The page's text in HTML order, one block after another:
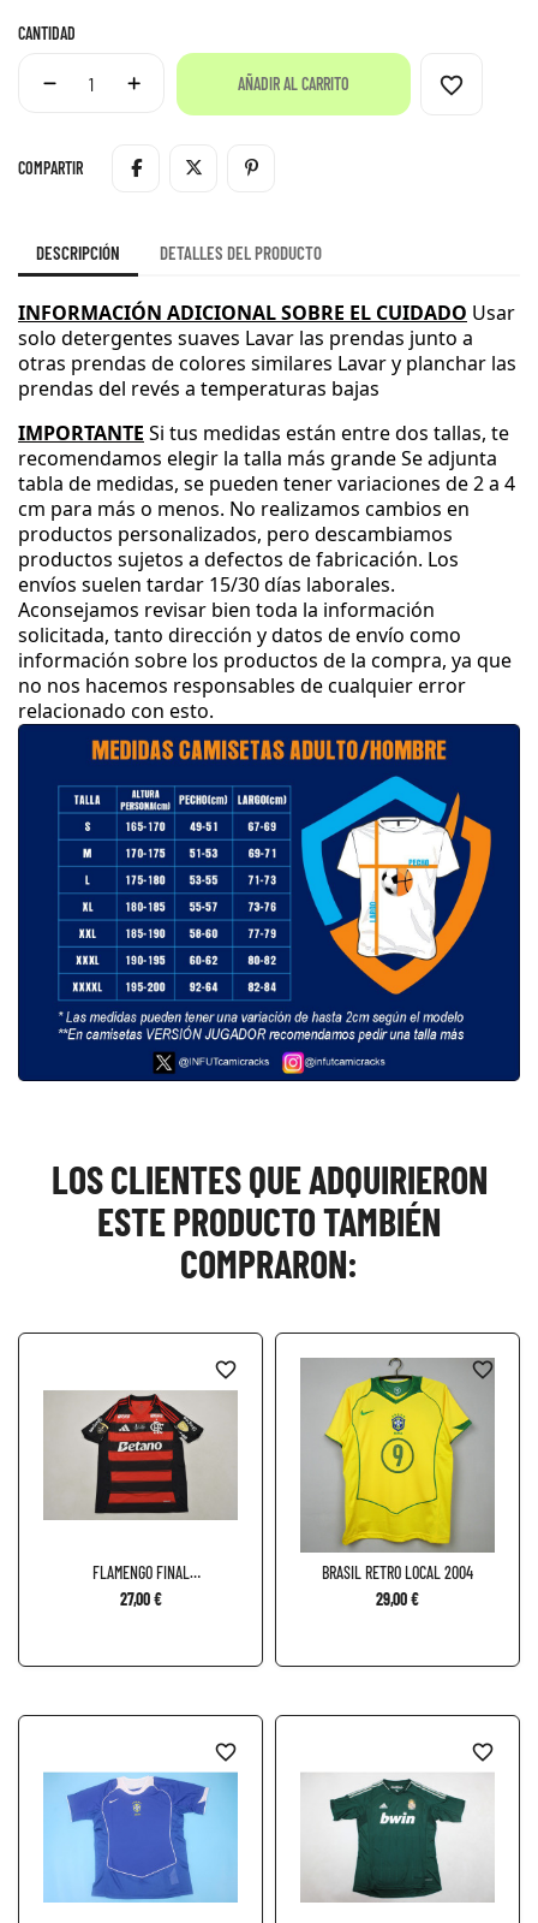
CANTIDAD
AÑADIR AL CARRITO favorite_border
COMPARTIR
DESCRIPCIÓN DETALLES DEL PRODUCTO
INFORMACIÓN ADICIONAL SOBRE EL CUIDADO Usar
solo detergentes suaves Lavar las prendas junto a
otras prendas de colores similares Lavar y planchar las
prendas del revés a temperaturas bajas
IMPORTANTE Si tus medidas están entre dos tallas, te
recomendamos elegir la talla más grandeSe adjunta
tabla de medidas, se pueden tener variaciones de 2 a 4
cm para más o menos. No realizamos cambios en
productos personalizados, pero descambiamos
productos sujetos a defectos de fabricación. Los
envíos suelen tardar 15/30 días laborales.
Aconsejamos revisar bien toda la información
solicitada, tanto dirección y datos de envío como
información sobre los productos de la compra, ya que
no nos hacemos responsables de cualquier error
relacionado con esto.
LOS CLIENTES QUE ADQUIRIERON
ESTE PRODUCTO TAMBIÉN
COMPRARON:
FLAMENGO FINAL
LIBERTADORES...
27,00 €
favorite_border
BRASIL RETRO LOCAL 2004
29,00 €
favorite_border
favorite_border favorite_border